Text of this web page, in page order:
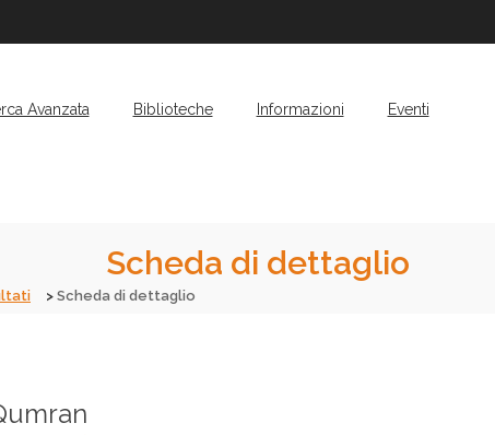
Avanzata Biblioteche Informazioni Eventi
Scheda di dettaglio
Scheda di dettaglio